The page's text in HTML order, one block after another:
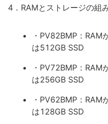
4．RAMとストレージの組
・PV82BMP：RAM
は512GB SSD
・PV72BMP：RAM
は256GB SSD
・PV62BMP：RAM
は128GB SSD